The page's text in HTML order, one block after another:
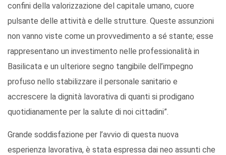
confini della valorizzazione del capitale umano, cuore
pulsante delle attività e delle strutture. Queste assunzioni
non vanno viste come un provvedimento a sé stante; esse
rappresentano un investimento nelle professionalità in
Basilicata e un ulteriore segno tangibile dell’impegno
profuso nello stabilizzare il personale sanitario e
accrescere la dignità lavorativa di quanti si prodigano
quotidianamente per la salute di noi cittadini”.
Grande soddisfazione per l’avvio di questa nuova
esperienza lavorativa, è stata espressa dai neo assunti che